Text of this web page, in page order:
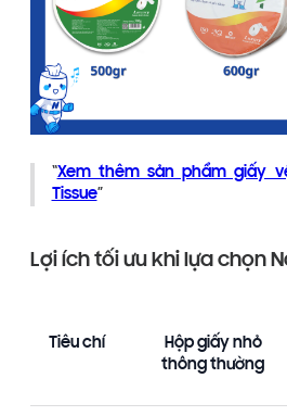
Xem thêm sản phẩm giấy
Tissue
Lợi ích tối ưu khi lựa chọn
Tiêu chí
Hộp giấy nhỏ
thông thường